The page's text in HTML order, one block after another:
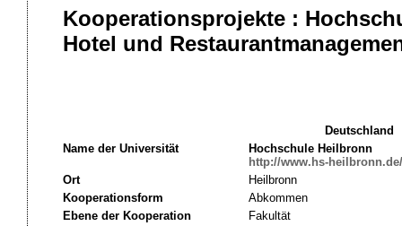
Kooperationsprojekte :
Hotel und
Deutschland
Name der Universität
Hochschule Heilbronn
http://www.hs-heilbronn.de/
Ort
Heilbronn
Kooperationsform
Abkommen
Ebene der Kooperation
Fakultät